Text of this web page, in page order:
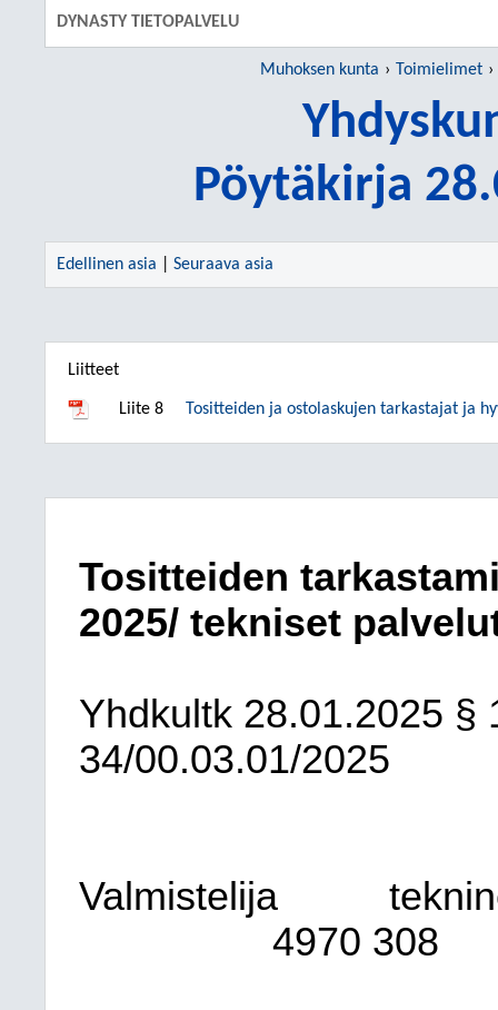
DYNASTY TIETOPALVELU
Muhoksen kunta Toimielimet
Pöytäkirja
Edellinen asia Seuraava asia
Liitteet
Liite 8 Tositteiden ja ostolaskujen tarkastajat ja
Tositteiden
2025/ tekniset
Yhdkultk 28.01.2025 §
34/00.03.01/2025
Valmistelija
4970 308